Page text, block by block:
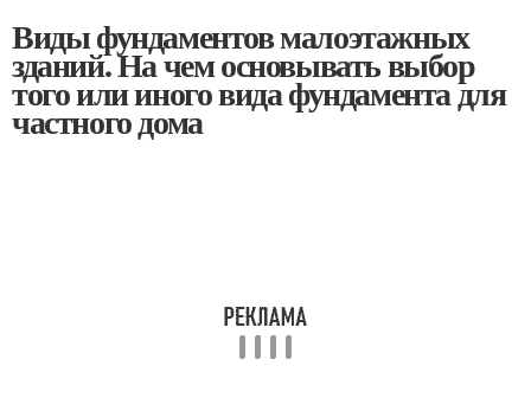
Виды фундаментов малоэтажных
зданий. На чем основывать выбор
того или иного вида фундамента для
частного дома